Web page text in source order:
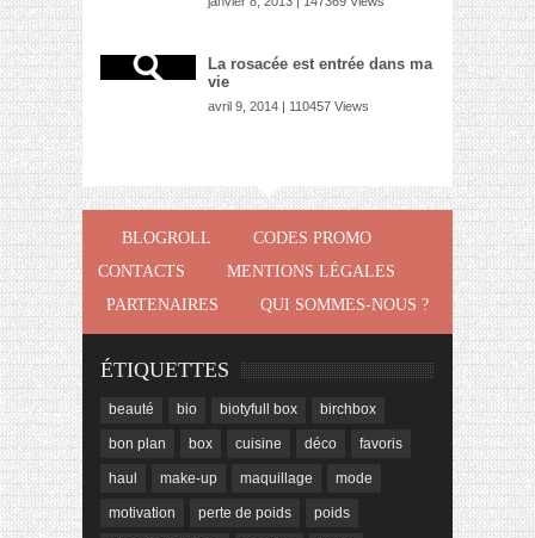
La rosacée est entrée dans ma
vie
avril 9, 2014 | 110457 Views
BLOGROLL
CODES PROMO
CONTACTS
MENTIONS LÉGALES
PARTENAIRES
QUI SOMMES-NOUS ?
ÉTIQUETTES
beauté bio biotyfull box birchbox
bon plan box cuisine déco favoris
haul make-up maquillage mode
motivation perte de poids poids